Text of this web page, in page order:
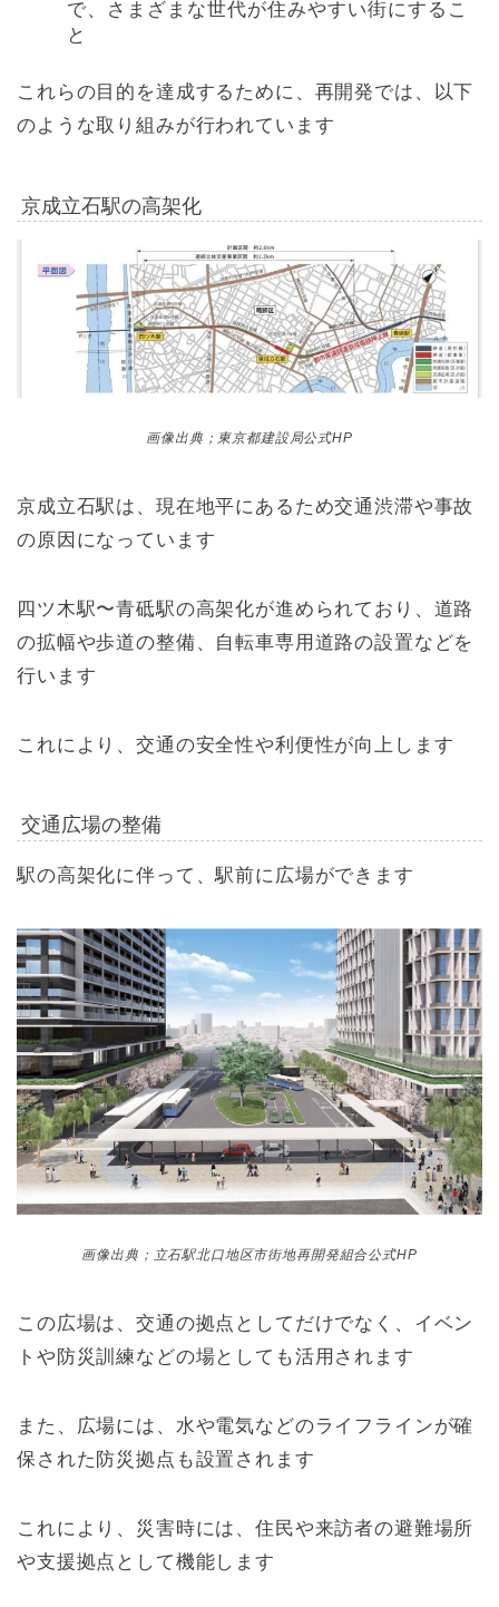
で、さまざまな世代が住みやすい街にするこ
と
これらの目的を達成するために、再開発では、以下
のような取り組みが行われています
京成立石駅の高架化
画像出典；東京都建設局公式HP
京成立石駅は、現在地平にあるため交通渋滞や事故
の原因になっています
四ツ木駅〜青砥駅の高架化が進められており、道路
の拡幅や歩道の整備、自転車専用道路の設置などを
行います
これにより、交通の安全性や利便性が向上します
交通広場の整備
駅の高架化に伴って、駅前に広場ができます
画像出典；立石駅北口地区市街地再開発組合公式HP
この広場は、交通の拠点としてだけでなく、イベン
トや防災訓練などの場としても活用されます
また、広場には、水や電気などのライフラインが確
保された防災拠点も設置されます
これにより、災害時には、住民や来訪者の避難場所
や支援拠点として機能します